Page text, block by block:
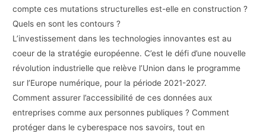
compte ces mutations structurelles est-elle en construction ?
Quels en sont les contours ?
L’investissement dans les technologies innovantes est au
coeur de la stratégie européenne. C’est le défi d’une nouvelle
révolution industrielle que relève l’Union dans le programme
sur l’Europe numérique, pour la période 2021-2027.
Comment assurer l’accessibilité de ces données aux
entreprises comme aux personnes publiques ? Comment
protéger dans le cyberespace nos savoirs, tout en